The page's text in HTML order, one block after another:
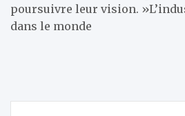
poursuivre leur vision. »
dans le monde